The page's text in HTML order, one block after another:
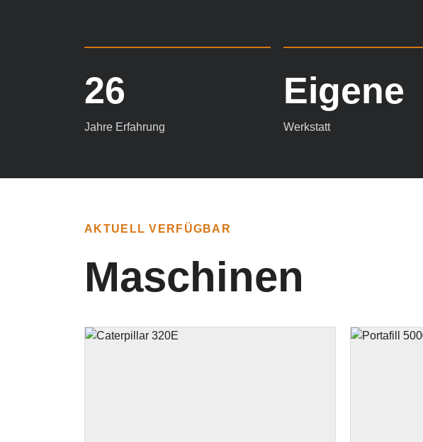
26
Jahre Erfahrung
Eigene
Werkstatt
AKTUELL VERFÜGBAR
Maschinen